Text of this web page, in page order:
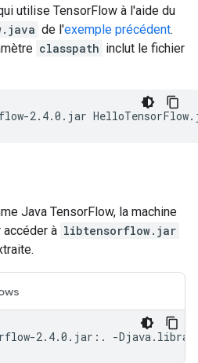
utilise TensorFlow à l'aide du
de l'exemple précédent.
classpath inclut le fichier
Java TensorFlow, la machine
à libtensorflow.jar
2.4.0.jar:. -